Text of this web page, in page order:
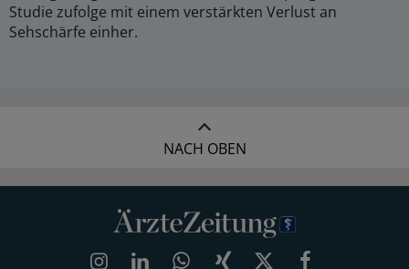
Studie zufolge mit einem verstärkten Verlust an
Sehschärfe einher.
NACH OBEN